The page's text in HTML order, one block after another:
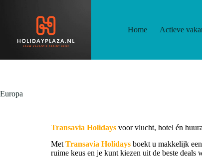
Home Actieve
Europa
Transavia Holidays voorvlucht, hotel én
Met Transavia Holidays boekt u makkelijk
ruime keus en je kunt kiezen uit de beste deals